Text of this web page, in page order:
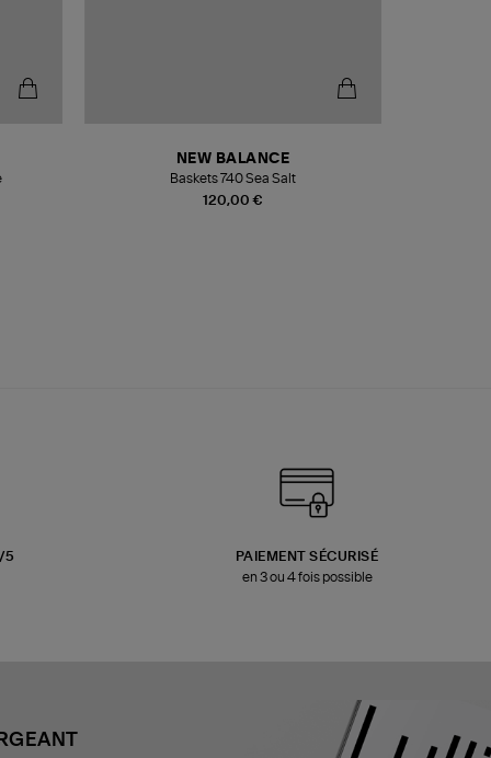
120,00 €
NEW BALANCE
Baskets 740 Sea Salt
5
PAIEMENT SÉCURISÉ
en 3 ou 4 fois possible